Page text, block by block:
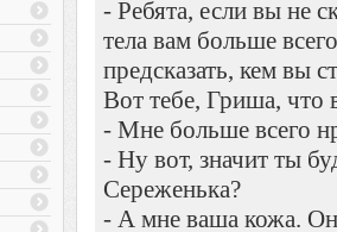
- Ребята, если вы не
тела вам больше
предсказать, кем вы
Вот тебе, Гриша, что
- Мне больше всего
- Ну вот, значит ты
Сереженька?
- А мне ваша кожа.